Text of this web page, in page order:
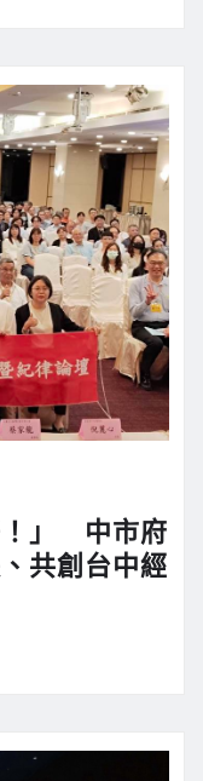
！」 中市府
共創台中經